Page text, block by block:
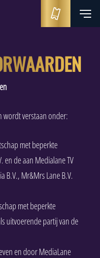
wordt verstaan onder:
met beperkte
en de aan Medialane TV
B.V., Mr&Mrs Lane B.V.
met beperkte
uitvoerende partij van de
en door MediaLane